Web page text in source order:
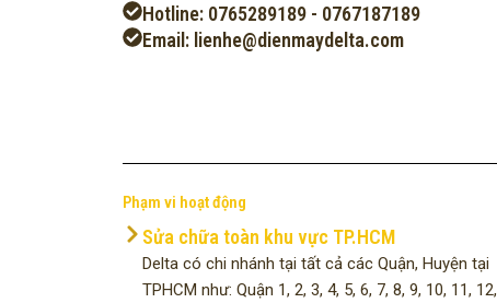
Hotline: 0765289189 - 0767187189
Email: lienhe@dienmaydelta.com
Phạm vi hoạt động
Sửa chữa toàn khu vực TP.HCM
Delta có chi nhánh tại tất cả các Quận, Huyện tại
TPHCM như: Quận 1, 2, 3, 4, 5, 6, 7, 8, 9, 10, 11, 12,